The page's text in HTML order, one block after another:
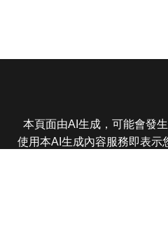
本頁面由AI生成，可能會發
使用本AI生成內容服務即表示